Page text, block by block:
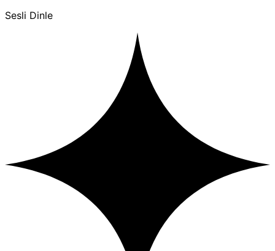
Sesli Dinle